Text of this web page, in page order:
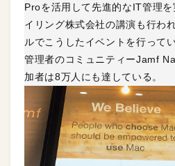
Proを活用して先進的なIT管理
イリング株式会社の講演も行わ
ルでこうしたイベントを行って
管理者のコミュニティーJamf
加者は8万人にも達している。